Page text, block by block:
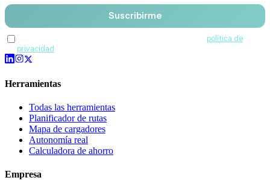
Suscribirme
política de
privacidad
Herramientas
Todas las herramientas
Planificador de rutas
Mapa de cargadores
Autonomía real
Calculadora de ahorro
Empresa